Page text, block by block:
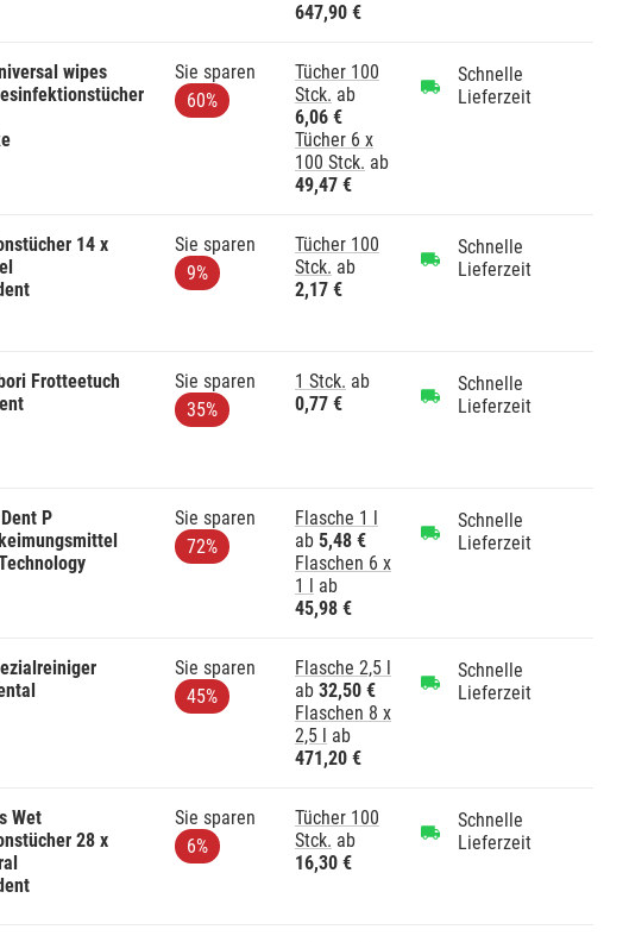
647,90 €
wipes
Sie sparen
60%
Tücher 100
Stck. ab
6,06 €
Tücher 6 x
100 Stck. ab
49,47 €
Schnelle
Lieferzeit
14 x
Sie sparen
9%
Tücher 100
Stck. ab
2,17 €
Schnelle
Lieferzeit
Frotteetuch
Sie sparen
35%
1 Stck. ab
0,77 €
Schnelle
Lieferzeit
P
Sie sparen
72%
Flasche 1 l
ab 5,48 €
Flaschen 6 x
1 l ab
45,98 €
Schnelle
Lieferzeit
Sie sparen
45%
Flasche 2,5 l
ab 32,50 €
Flaschen 8 x
2,5 l ab
471,20 €
Schnelle
Lieferzeit
Wet
28 x
Sie sparen
6%
Tücher 100
Stck. ab
16,30 €
Schnelle
Lieferzeit